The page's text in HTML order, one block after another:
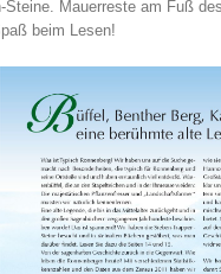
Mauerreste am Fuß
beim Lesen!